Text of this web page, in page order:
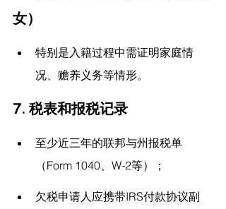
女）
特别是入籍过程中需证明家庭情
况、赡养义务等情形。
7. 税表和报税记录
至少近三年的联邦与州报税单
（Form 1040、W-2等）；
欠税申请人应携带IRS付款协议副